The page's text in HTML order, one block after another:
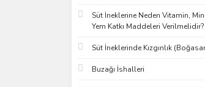
Süt İneklerine Neden Vitamin,
Yem Katkı Maddeleri Verilmelidir?
Süt İneklerinde Kızgınlık
Buzağı İshalleri